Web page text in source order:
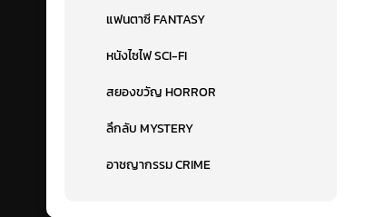
แฟนตาซี FANTASY
หนังไซไฟ SCI-FI
สยองขวัญ HORROR
ลึกลับ MYSTERY
อาชญากรรม CRIME